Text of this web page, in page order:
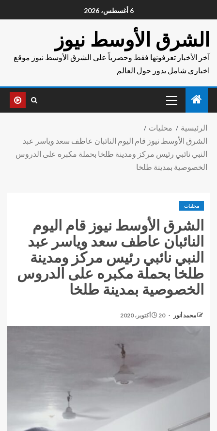
6 أغسطس، 2026
الشرق الأوسط نيوز
آخر الأخبار تعرفونها فقط وحصرياً على الشرق الأوسط نيوز موقع
اخباري شامل يدور حول العالم
الرئيسية
محليات
الشرق الأوسط نيوز قام اليوم النائبان عاطف سعد وياسر عبد
النبي نائبي رئيس مركز ومدينة طلخا بحملة مكبره على الدروس
الخصوصية بمدينة طلخا
محليات
الشرق الأوسط نيوز قام اليوم
النائبان عاطف سعد وياسر عبد
النبي نائبي رئيس مركز ومدينة
طلخا بحملة مكبره على الدروس
الخصوصية بمدينة طلخا
محمد أنور 20 أكتوبر، 2020